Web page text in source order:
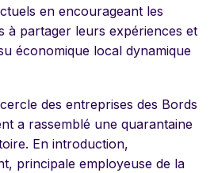
en encourageant les
à partager leurs expériences et
économique local dynamique
des entreprises des Bords
a rassemblé une quarantaine
En introduction,
principale employeuse de la